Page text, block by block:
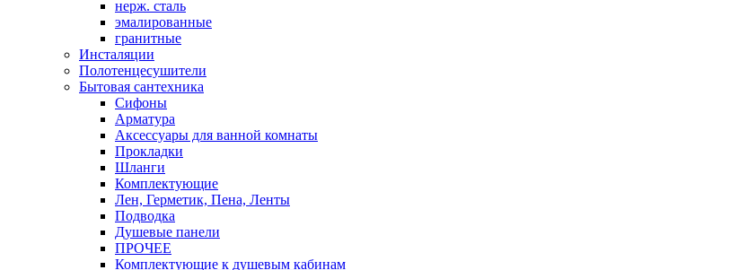
нерж. сталь
эмалированные
гранитные
Инсталяции
Полотенцесушители
Бытовая сантехника
Сифоны
Арматура
Аксессуары для ванной комнаты
Прокладки
Шланги
Комплектующие
Лен, Герметик, Пена, Ленты
Подводка
Душевые панели
ПРОЧЕЕ
Комплектующие к душевым кабинам